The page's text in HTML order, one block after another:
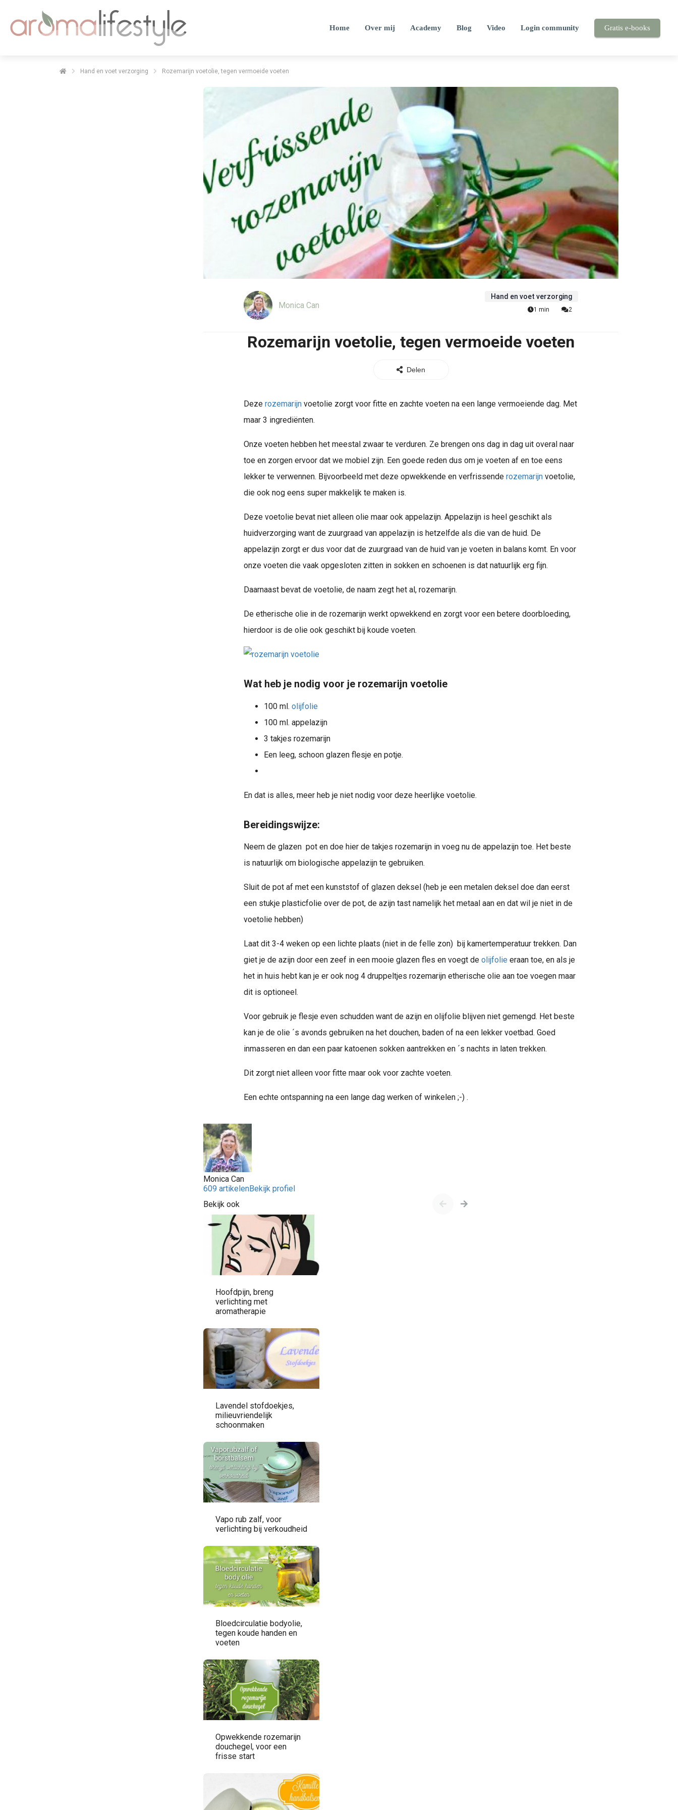
Home Over mij Academy Blog Video Login community Gratis e-books
Hand en voet verzorging Rozemarijn voetolie, tegen vermoeide voeten
Monica Can
Hand en voet verzorging
1 min 2
Rozemarijn voetolie, tegen vermoeide voeten
Delen
Deze rozemarijn voetolie zorgt voor fitte en zachte voeten na een lange vermoeiende dag. Met
maar 3 ingrediënten.
Onze voeten hebben het meestal zwaar te verduren. Ze brengen ons dag in dag uit overal naar
toe en zorgen ervoor dat we mobiel zijn. Een goede reden dus om je voeten af en toe eens
lekker te verwennen. Bijvoorbeeld met deze opwekkende en verfrissende rozemarijn voetolie,
die ook nog eens super makkelijk te maken is.
Deze voetolie bevat niet alleen olie maar ook appelazijn. Appelazijn is heel geschikt als
huidverzorging want de zuurgraad van appelazijn is hetzelfde als die van de huid. De
appelazijn zorgt er dus voor dat de zuurgraad van de huid van je voeten in balans komt. En voor
onze voeten die vaak opgesloten zitten in sokken en schoenen is dat natuurlijk erg fijn.
Daarnaast bevat de voetolie, de naam zegt het al, rozemarijn.
De etherische olie in de rozemarijn werkt opwekkend en zorgt voor een betere doorbloeding,
hierdoor is de olie ook geschikt bij koude voeten.
Wat heb je nodig voor je rozemarijn voetolie
100 ml. olijfolie
100 ml. appelazijn
3 takjes rozemarijn
Een leeg, schoon glazen flesje en potje.
En dat is alles, meer heb je niet nodig voor deze heerlijke voetolie.
Bereidingswijze:
Neem de glazen pot en doe hier de takjes rozemarijn in voeg nu de appelazijn toe. Het beste
is natuurlijk om biologische appelazijn te gebruiken.
Sluit de pot af met een kunststof of glazen deksel (heb je een metalen deksel doe dan eerst
een stukje plasticfolie over de pot, de azijn tast namelijk het metaal aan en dat wil je niet in de
voetolie hebben)
Laat dit 3-4 weken op een lichte plaats (niet in de felle zon) bij kamertemperatuur trekken. Dan
giet je de azijn door een zeef in een mooie glazen fles en voegt de olijfolie eraan toe, en als je
het in huis hebt kan je er ook nog 4 druppeltjes rozemarijn etherische olie aan toe voegen maar
dit is optioneel.
Voor gebruik je flesje even schudden want de azijn en olijfolie blijven niet gemengd. Het beste
kan je de olie ´s avonds gebruiken na het douchen, baden of na een lekker voetbad. Goed
inmasseren en dan een paar katoenen sokken aantrekken en ´s nachts in laten trekken.
Dit zorgt niet alleen voor fitte maar ook voor zachte voeten.
Een echte ontspanning na een lange dag werken of winkelen ;-) .
Monica Can
609 artikelenBekijk profiel
Bekijk ook
Hoofdpijn, breng
verlichting met
aromatherapie
Lavendel stofdoekjes,
milieuvriendelijk
schoonmaken
Vapo rub zalf, voor
verlichting bij verkoudheid
Bloedcirculatie bodyolie,
tegen koude handen en
voeten
Opwekkende rozemarijn
douchegel, voor een
frisse start